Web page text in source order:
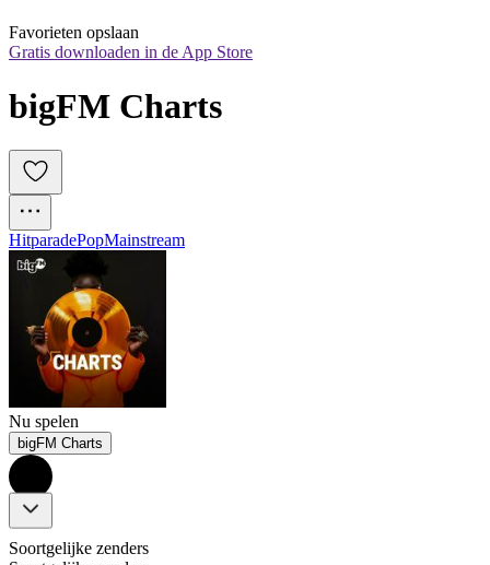
Favorieten opslaan
Gratis downloaden in de App Store
bigFM Charts
HitparadePopMainstream
Nu spelen
bigFM Charts
Soortgelijke zenders